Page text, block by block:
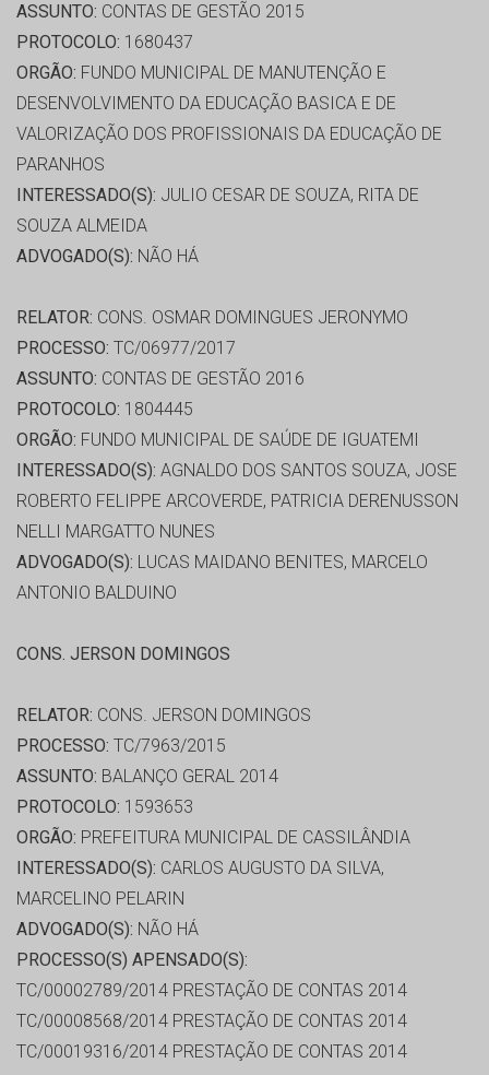
ASSUNTO: CONTAS DE GESTÃO 2015
PROTOCOLO: 1680437
ORGÃO: FUNDO MUNICIPAL DE MANUTENÇÃO E
DESENVOLVIMENTO DA EDUCAÇÃO BASICA E DE
VALORIZAÇÃO DOS PROFISSIONAIS DA EDUCAÇÃO DE
PARANHOS
INTERESSADO(S): JULIO CESAR DE SOUZA, RITA DE
SOUZA ALMEIDA
ADVOGADO(S): NÃO HÁ
RELATOR: CONS. OSMAR DOMINGUES JERONYMO
PROCESSO: TC/06977/2017
ASSUNTO: CONTAS DE GESTÃO 2016
PROTOCOLO: 1804445
ORGÃO: FUNDO MUNICIPAL DE SAÚDE DE IGUATEMI
INTERESSADO(S): AGNALDO DOS SANTOS SOUZA, JOSE
ROBERTO FELIPPE ARCOVERDE, PATRICIA DERENUSSON
NELLI MARGATTO NUNES
ADVOGADO(S): LUCAS MAIDANO BENITES, MARCELO
ANTONIO BALDUINO
CONS. JERSON DOMINGOS
RELATOR: CONS. JERSON DOMINGOS
PROCESSO: TC/7963/2015
ASSUNTO: BALANÇO GERAL 2014
PROTOCOLO: 1593653
ORGÃO: PREFEITURA MUNICIPAL DE CASSILÂNDIA
INTERESSADO(S): CARLOS AUGUSTO DA SILVA,
MARCELINO PELARIN
ADVOGADO(S): NÃO HÁ
PROCESSO(S) APENSADO(S):
TC/00002789/2014 PRESTAÇÃO DE CONTAS 2014
TC/00008568/2014 PRESTAÇÃO DE CONTAS 2014
TC/00019316/2014 PRESTAÇÃO DE CONTAS 2014